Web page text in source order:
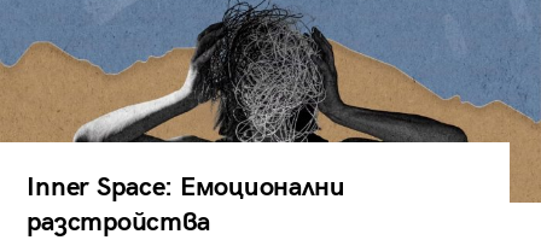
Inner Space: Емоционални
разстройства